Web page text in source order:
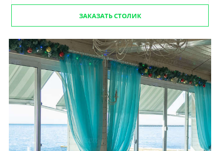
ЗАКАЗАТЬ СТОЛИК